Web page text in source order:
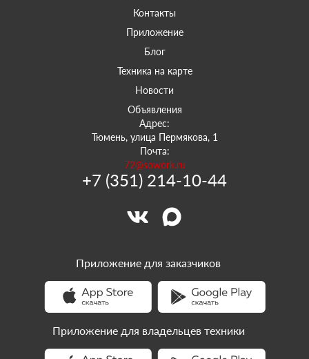
Контакты
Приложение
Блог
Техника на карте
Новости
Объявления
Адрес:
Тюмень, улица Пермякова, 1
Почта:
72@sowork.ru
+7 (351) 214-10-44
Приложение для заказчиков
Приложение для владельцев техники